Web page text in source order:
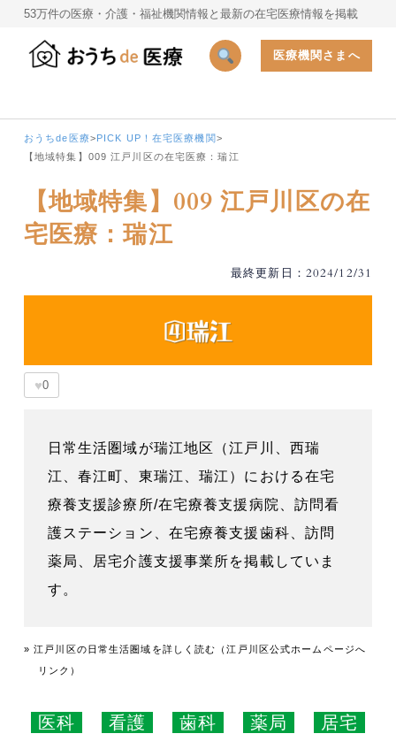
53万件の医療・介護・福祉機関情報と最新の在宅医療情報を掲載
医療機関さまへ
おうちde医療>PICK UP！在宅医療機関>
【地域特集】009 江戸川区の在宅医療：瑞江
【地域特集】009 江戸川区の在
宅医療：瑞江
最終更新日：2024/12/31
♥0
日常生活圏域が瑞江地区（江戸川、西瑞
江、春江町、東瑞江、瑞江）における在宅
療養支援診療所/在宅療養支援病院、訪問看
護ステーション、在宅療養支援歯科、訪問
薬局、居宅介護支援事業所を掲載していま
す。
» 江戸川区の日常生活圏域を詳しく読む（江戸川区公式ホームページへ
リンク）
医科 看護 歯科 薬局 居宅